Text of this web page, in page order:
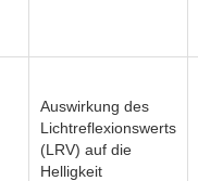
Auswirkung des
Lichtreflexionswerts
(LRV) auf die
Helligkeit